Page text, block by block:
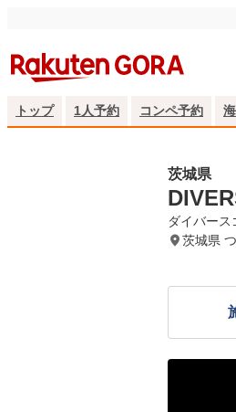
トップ 1人予約 コンペ予約
茨城県
ダイバース
茨城県